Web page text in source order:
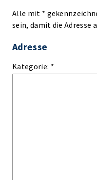
Alle mit *
sein, damit die Adresse
Adresse
Kategorie: *